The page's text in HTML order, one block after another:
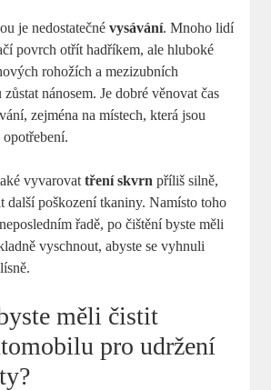
je nedostatečnévysávání. Mnoho lidí
povrch otřít hadříkem, ale hluboké
rohožích a mezizubních
nánosem. Je dobré věnovat čas
zejména na místech, která jsou
vyvarovattření skvrn příliš silně,
další poškození tkaniny. Namísto toho
řadě, po čištění byste měli
vyschnout, abyste se vyhnuli
měli čistit
pro udržení